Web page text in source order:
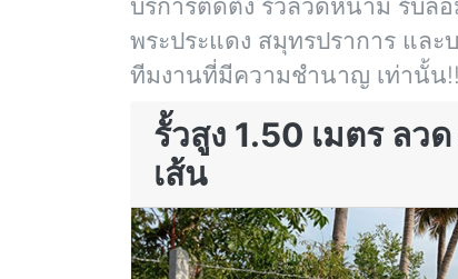
พระประแดง สมุทรปราการ และ
ทีมงานที่มีความชำนาญ เท่านั้น!!
รั้วสูง 1.50 เมตร ลว
เส้น